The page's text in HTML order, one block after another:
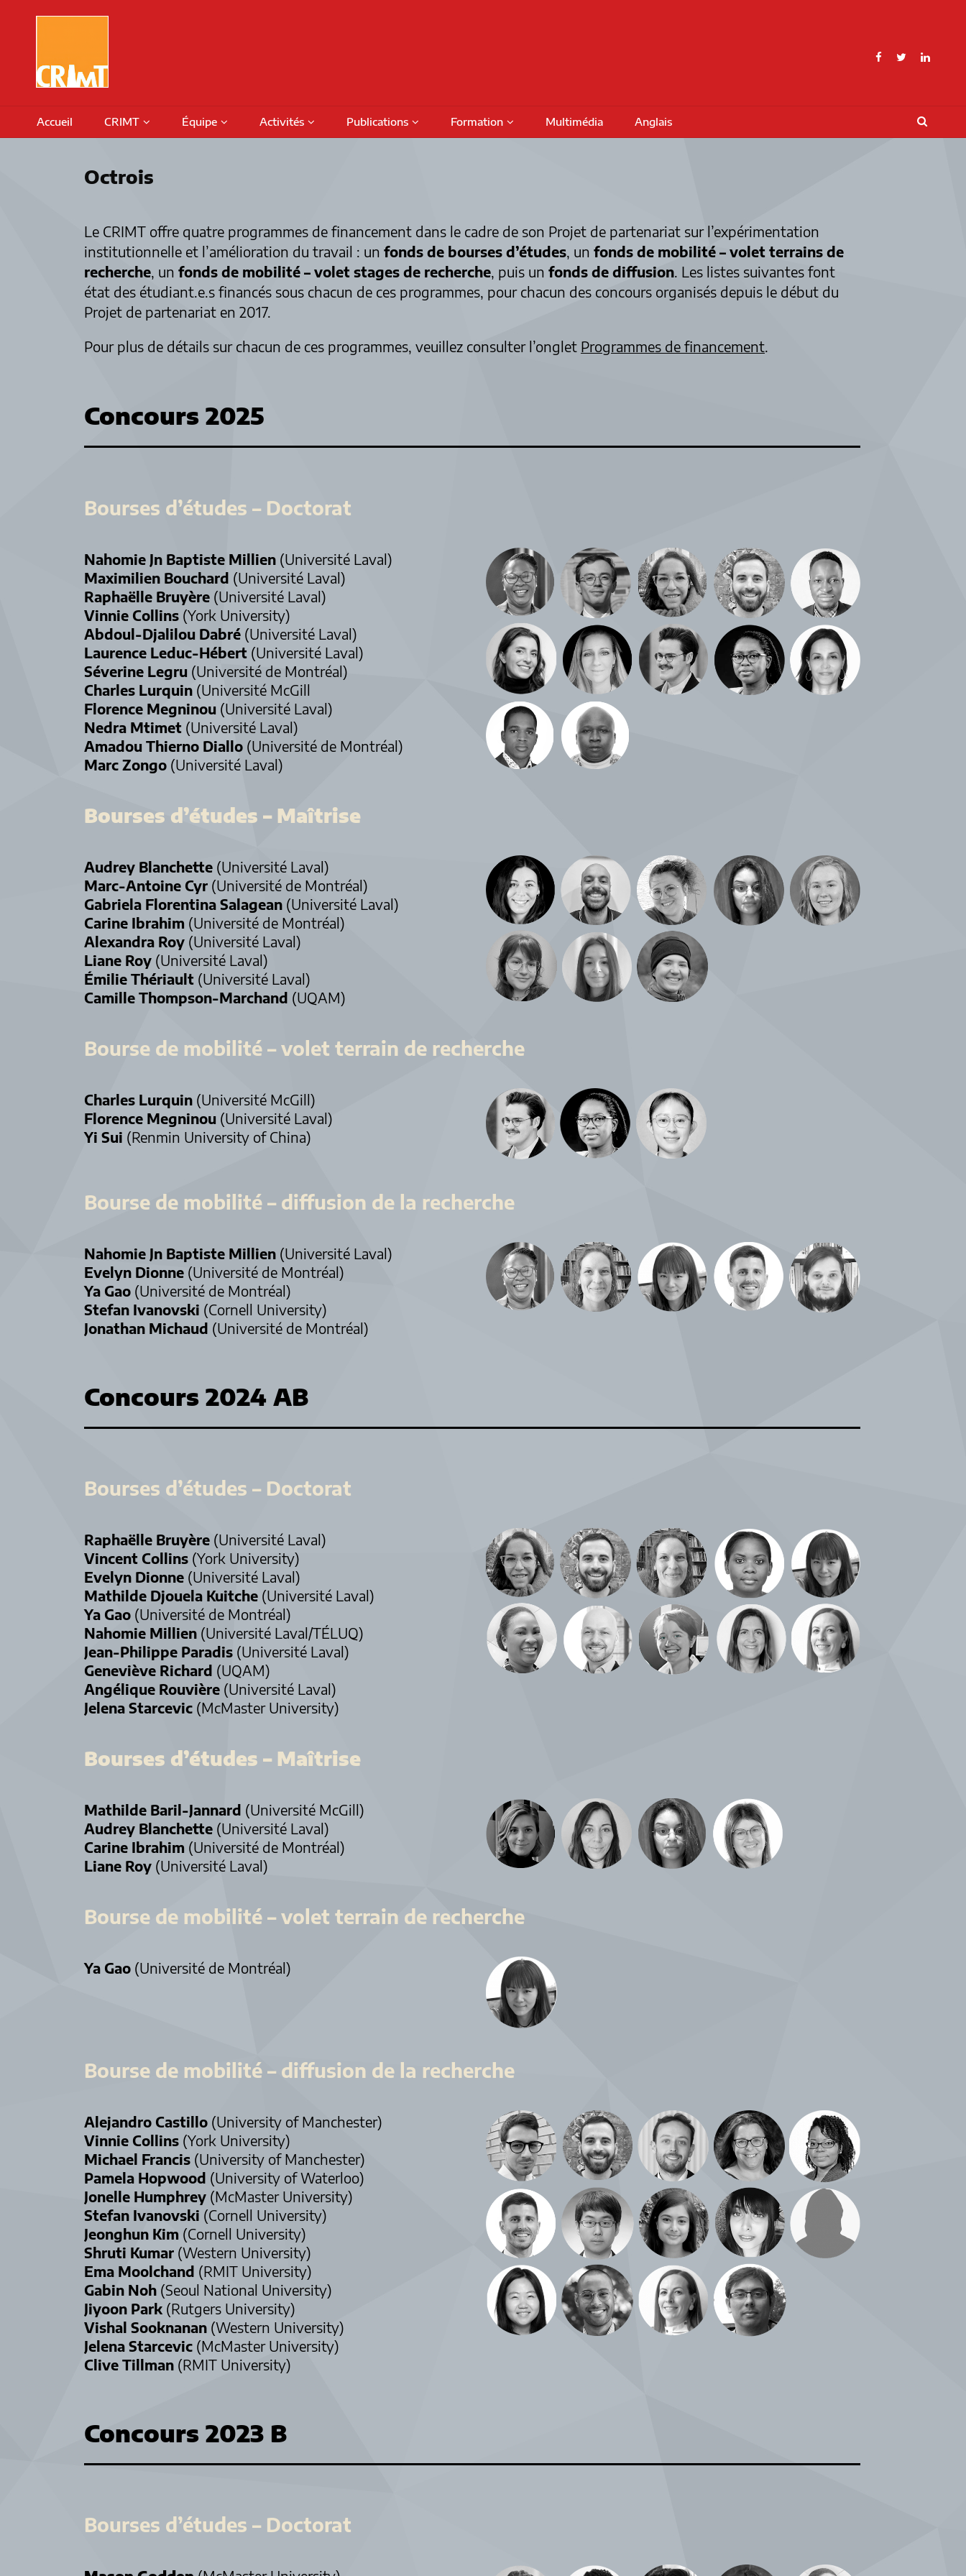
Accueil CRIMT
Historique
Équipe Activités
Séminaires réguliers
Rencontres de projet
Publications
Rapports de recherche
DAMT
Formation
Octrois
Multimédia Anglais
Octrois
Le CRIMT offre quatre programmes de financement dans le cadre de son Projet de partenariat sur l’expérimentation
institutionnelle et l’amélioration du travail : un fonds de bourses d’études, un fonds de mobilité – volet terrains de
recherche, un fonds de mobilité – volet stages de recherche, puis un fonds de diffusion. Les listes suivantes font
état des étudiant.e.s financés sous chacun de ces programmes, pour chacun des concours organisés depuis le début du
Projet de partenariat en 2017.
Pour plus de détails sur chacun de ces programmes, veuillez consulter l’onglet Programmes de financement.
Concours 2025
Bourses d’études – Doctorat
Nahomie Jn Baptiste Millien (Université Laval)
Maximilien Bouchard (Université Laval)
Raphaëlle Bruyère (Université Laval)
Vinnie Collins (York University)
Abdoul-Djalilou Dabré (Université Laval)
Laurence Leduc-Hébert (Université Laval)
Séverine Legru (Université de Montréal)
Charles Lurquin (Université McGill
Florence Megninou (Université Laval)
Nedra Mtimet (Université Laval)
Amadou Thierno Diallo (Université de Montréal)
Marc Zongo (Université Laval)
Bourses d’études – Maîtrise
Audrey Blanchette (Université Laval)
Marc-Antoine Cyr (Université de Montréal)
Gabriela Florentina Salagean (Université Laval)
Carine Ibrahim (Université de Montréal)
Alexandra Roy (Université Laval)
Liane Roy (Université Laval)
Émilie Thériault (Université Laval)
Camille Thompson-Marchand (UQAM)
Bourse de mobilité – volet terrain de recherche
Charles Lurquin (Université McGill)
Florence Megninou (Université Laval)
Yi Sui (Renmin University of China)
Bourse de mobilité – diffusion de la recherche
Nahomie Jn Baptiste Millien (Université Laval)
Evelyn Dionne (Université de Montréal)
Ya Gao (Université de Montréal)
Stefan Ivanovski (Cornell University)
Jonathan Michaud (Université de Montréal)
Concours 2024 AB
Bourses d’études – Doctorat
Raphaëlle Bruyère (Université Laval)
Vincent Collins (York University)
Evelyn Dionne (Université Laval)
Mathilde Djouela Kuitche (Université Laval)
Ya Gao (Université de Montréal)
Nahomie Millien (Université Laval/TÉLUQ)
Jean-Philippe Paradis (Université Laval)
Geneviève Richard (UQAM)
Angélique Rouvière (Université Laval)
Jelena Starcevic (McMaster University)
Bourses d’études – Maîtrise
Mathilde Baril-Jannard (Université McGill)
Audrey Blanchette (Université Laval)
Carine Ibrahim (Université de Montréal)
Liane Roy (Université Laval)
Bourse de mobilité – volet terrain de recherche
Ya Gao (Université de Montréal)
Bourse de mobilité – diffusion de la recherche
Alejandro Castillo (University of Manchester)
Vinnie Collins (York University)
Michael Francis (University of Manchester)
Pamela Hopwood (University of Waterloo)
Jonelle Humphrey (McMaster University)
Stefan Ivanovski (Cornell University)
Jeonghun Kim (Cornell University)
Shruti Kumar (Western University)
Ema Moolchand (RMIT University)
Gabin Noh (Seoul National University)
Jiyoon Park (Rutgers University)
Vishal Sooknanan (Western University)
Jelena Starcevic (McMaster University)
Clive Tillman (RMIT University)
Concours 2023 B
Bourses d’études – Doctorat